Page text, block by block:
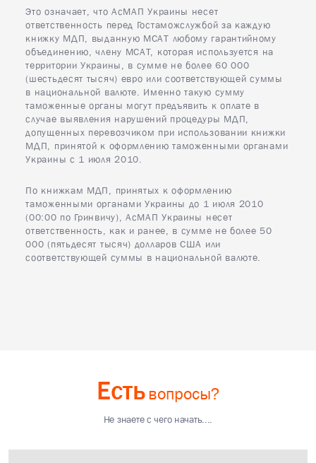
Это означает, что АсМАП Украины несет
ответственность перед Гостаможслужбой за каждую
книжку МДП, выданную МСАТ любому гарантийному
объединению, члену МСАТ, которая используется на
территории Украины, в сумме не более 60 000
(шестьдесят тысяч) евро или соответствующей суммы
в национальной валюте. Именно такую сумму
таможенные органы могут предъявить к оплате в
случае выявления нарушений процедуры МДП,
допущенных перевозчиком при использовании книжки
МДП, принятой к оформлению таможенными органами
Украины с 1 июля 2010.
По книжкам МДП, принятых к оформлению
таможенными органами Украины до 1 июля 2010
(00:00 по Гринвичу), АсМАП Украины несет
ответственность, как и ранее, в сумме не более 50
000 (пятьдесят тысяч) долларов США или
соответствующей суммы в национальной валюте.
Есть вопросы?
Не знаете с чего начать....